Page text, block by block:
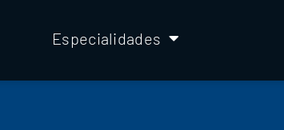
Especialidades